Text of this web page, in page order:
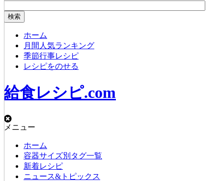
ホーム
月間人気ランキング
季節行事レシピ
レシピをのせる
給食レシピ.com
メニュー
ホーム
容器サイズ別タグ一覧
新着レシピ
ニュース&トピックス